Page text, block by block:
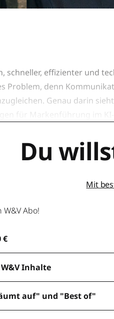
schneller, effizienter und
Problem, denn
Genau darin
Du
Mit
Abo!
€
Inhalte
auf" und "Best of"